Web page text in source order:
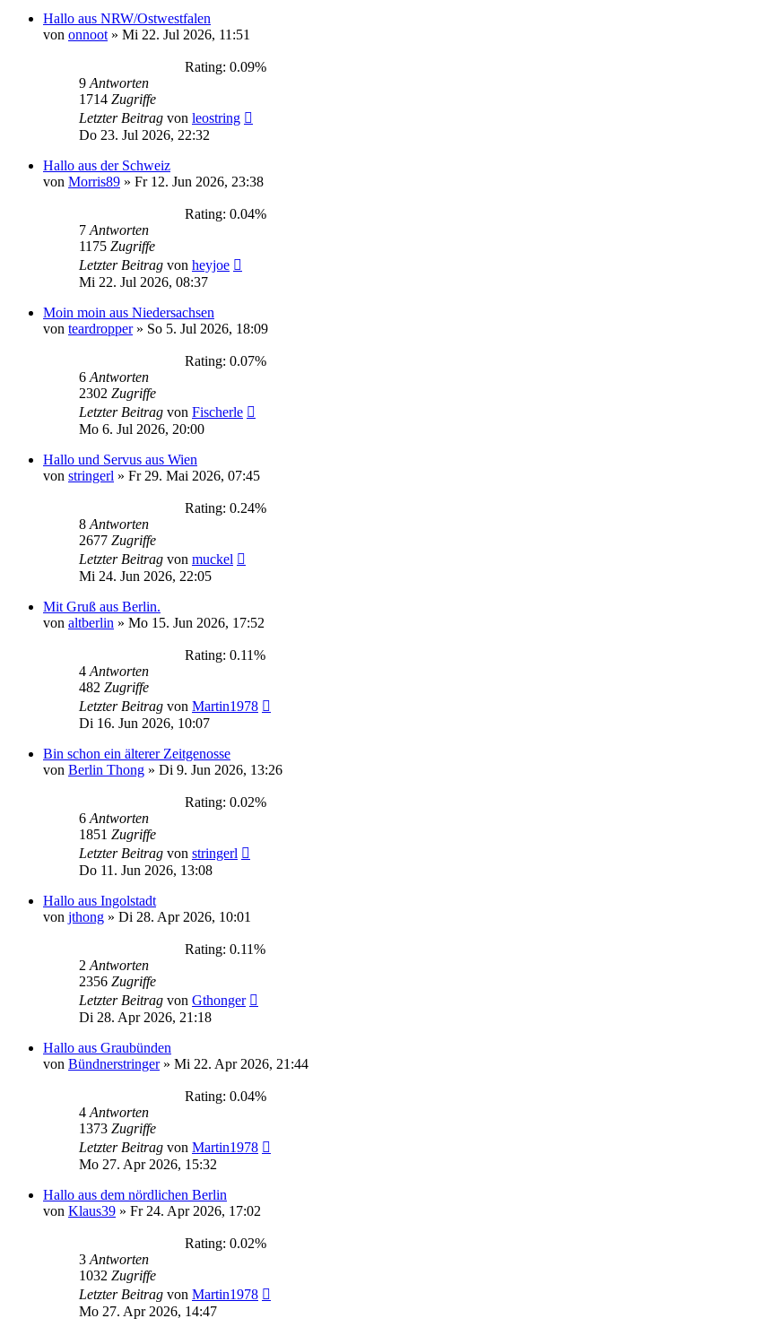
Hallo aus NRW/Ostwestfalen
von onnoot » Mi 22. Jul 2026, 11:51
Rating: 0.09%
9 Antworten
1714 Zugriffe
Letzter Beitrag von leostring
Do 23. Jul 2026, 22:32
Hallo aus der Schweiz
von Morris89 » Fr 12. Jun 2026, 23:38
Rating: 0.04%
7 Antworten
1175 Zugriffe
Letzter Beitrag von heyjoe
Mi 22. Jul 2026, 08:37
Moin moin aus Niedersachsen
von teardropper» So 5. Jul 2026, 18:09
Rating: 0.07%
6 Antworten
2302 Zugriffe
Letzter Beitrag von Fischerle
Mo 6. Jul 2026, 20:00
Hallo und Servus aus Wien
von stringerl » Fr 29. Mai 2026, 07:45
Rating: 0.24%
8 Antworten
2677 Zugriffe
Letzter Beitrag von muckel
Mi 24. Jun 2026, 22:05
Mit Gruß aus Berlin.
von altberlin » Mo 15. Jun 2026, 17:52
Rating: 0.11%
4 Antworten
482 Zugriffe
Letzter Beitrag von Martin1978
Di 16. Jun 2026, 10:07
Bin schon ein älterer Zeitgenosse
von Berlin Thong » Di 9. Jun 2026, 13:26
Rating: 0.02%
6 Antworten
1851 Zugriffe
Letzter Beitrag von stringerl
Do 11. Jun 2026, 13:08
Hallo aus Ingolstadt
von jthong » Di 28. Apr 2026, 10:01
Rating: 0.11%
2 Antworten
2356 Zugriffe
Letzter Beitrag von Gthonger
Di 28. Apr 2026, 21:18
Hallo aus Graubünden
von Bündnerstringer» Mi 22. Apr 2026, 21:44
Rating: 0.04%
4 Antworten
1373 Zugriffe
Letzter Beitrag von Martin1978
Mo 27. Apr 2026, 15:32
Hallo aus dem nördlichen Berlin
von Klaus39 » Fr 24. Apr 2026, 17:02
Rating: 0.02%
3 Antworten
1032 Zugriffe
Letzter Beitrag von Martin1978
Mo 27. Apr 2026, 14:47